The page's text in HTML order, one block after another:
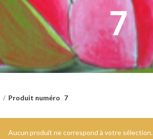
7
Produit numéro 7
Aucun produit ne correspond à votre sélection.